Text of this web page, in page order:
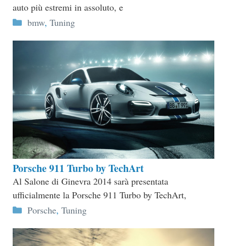
auto più estremi in assoluto, e
Categorie
bmw, Tuning
Porsche 911 Turbo by TechArt
Al Salone di Ginevra 2014 sarà presentata
ufficialmente la Porsche 911 Turbo by TechArt,
Categorie
Porsche, Tuning